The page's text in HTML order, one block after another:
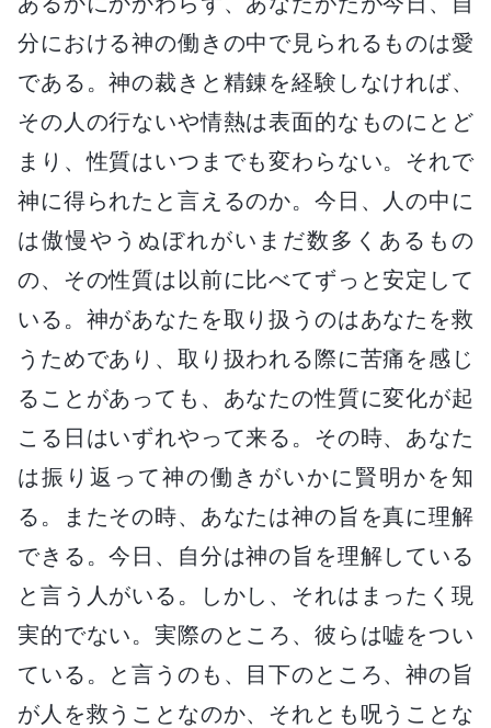
分における神の働きの中で見られるものは愛
である。神の裁きと精錬を経験しなければ、
その人の行ないや情熱は表面的なものにとど
まり、性質はいつまでも変わらない。それで
神に得られたと言えるのか。今日、人の中に
は傲慢やうぬぼれがいまだ数多くあるもの
の、その性質は以前に比べてずっと安定して
いる。神があなたを取り扱うのはあなたを救
うためであり、取り扱われる際に苦痛を感じ
ることがあっても、あなたの性質に変化が起
こる日はいずれやって来る。その時、あなた
は振り返って神の働きがいかに賢明かを知
る。またその時、あなたは神の旨を真に理解
できる。今日、自分は神の旨を理解している
と言う人がいる。しかし、それはまったく現
実的でない。実際のところ、彼らは嘘をつい
ている。と言うのも、目下のところ、神の旨
が人を救うことなのか、それとも呪うことな